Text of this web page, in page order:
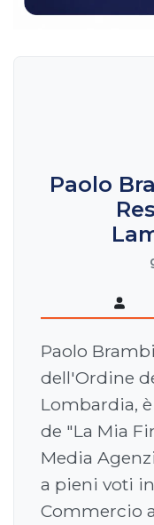
Paolo
Paolo
dell'Ordine
Lombardia,
de "La Mia
Media
a pieni voti
Commercio